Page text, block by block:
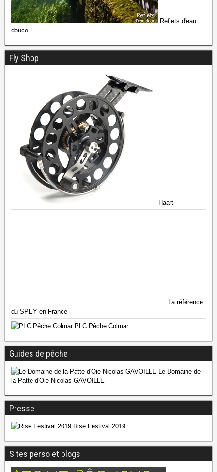
Reflets d'eau
douce
Fly Shop
Haart
La référence
du SPEY en France
PLC Pêche Colmar
Guides de pêche
Le Domaine de
la Patte d'Oie Nicolas GAVOILLE
Presse
Rise Festival 2019
Sites perso et blogs